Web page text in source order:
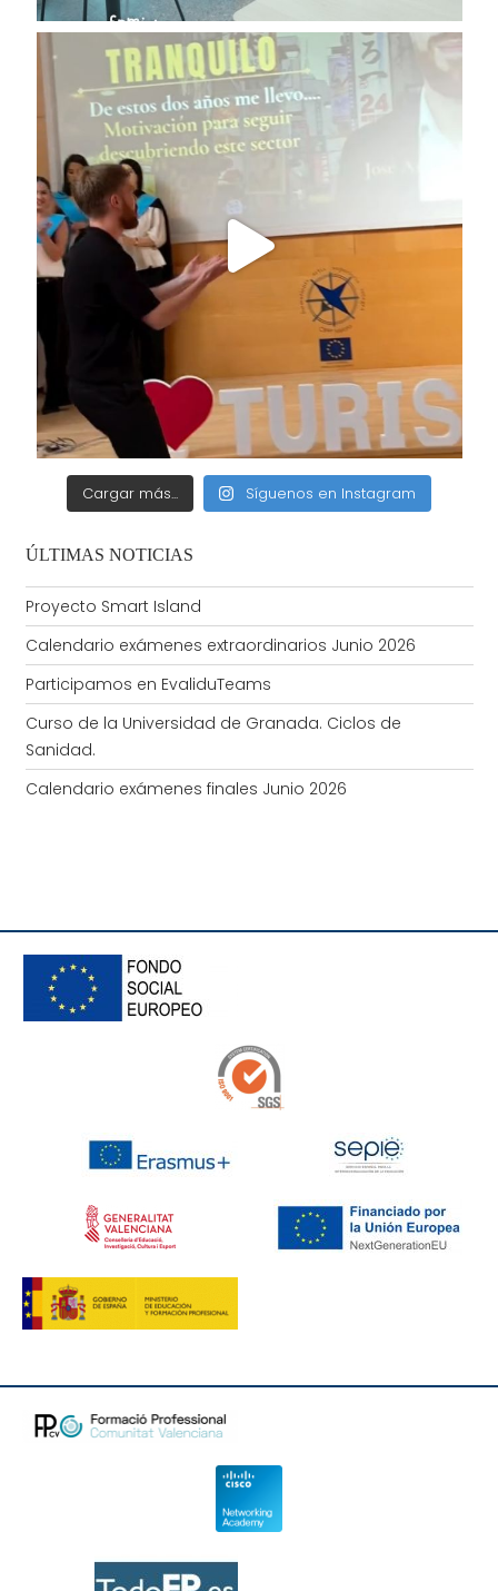
Cargar más... Síguenos en Instagram
ÚLTIMAS NOTICIAS
Proyecto Smart Island
Calendario exámenes extraordinarios Junio 2026
Participamos en EvaliduTeams
Curso de la Universidad de Granada. Ciclos de
Sanidad.
Calendario exámenes finales Junio 2026